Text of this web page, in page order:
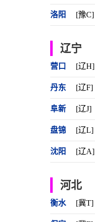
洛阳 [豫C]
辽宁
营口 [辽H]
丹东 [辽F]
阜新 [辽J]
盘锦 [辽L]
沈阳 [辽A]
河北
衡水 [冀T]